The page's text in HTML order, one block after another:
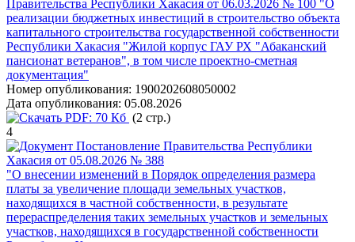
Правительства Республики Хакасия от 06.03.2026 № 100 "О
реализации бюджетных инвестиций в строительство объекта
капитального строительства государственной собственности
Республики Хакасия "Жилой корпус ГАУ РХ "Абаканский
пансионат ветеранов", в том числе проектно-сметная
документация"
Номер опубликования: 1900202608050002
Дата опубликования: 05.08.2026
PDF: 70 Кб (2 стр.)
4
Постановление Правительства Республики
Хакасия от 05.08.2026 № 388
"О внесении изменений в Порядок определения размера
платы за увеличение площади земельных участков,
находящихся в частной собственности, в результате
перераспределения таких земельных участков и земельных
участков, находящихся в государственной собственности